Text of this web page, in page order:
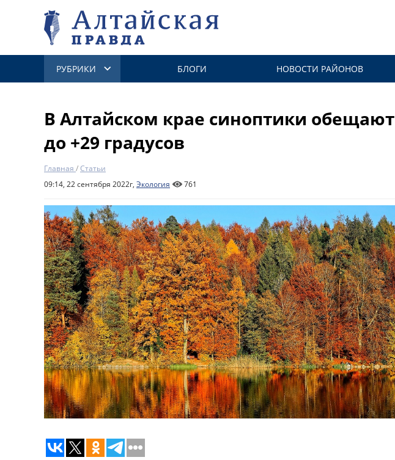
РУБРИКИ БЛОГИ НОВОСТИ РАЙОНОВ
В Алтайском крае синоптики обещают
до +29 градусов
Главная /Статьи
09:14, 22 сентября 2022г, Экология 761